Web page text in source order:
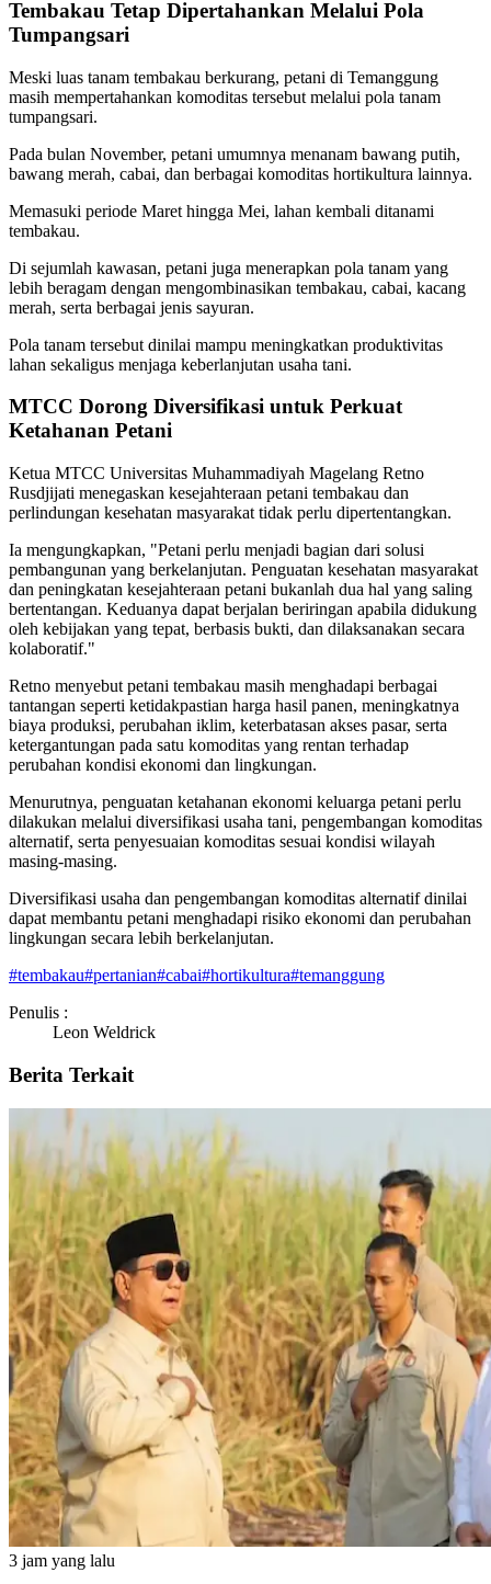
Tembakau Tetap Dipertahankan Melalui Pola
Tumpangsari
Meski luas tanam tembakau berkurang, petani di Temanggung
masih mempertahankan komoditas tersebut melalui pola tanam
tumpangsari.
Pada bulan November, petani umumnya menanam bawang putih,
bawang merah, cabai, dan berbagai komoditas hortikultura lainnya.
Memasuki periode Maret hingga Mei, lahan kembali ditanami
tembakau.
Di sejumlah kawasan, petani juga menerapkan pola tanam yang
lebih beragam dengan mengombinasikan tembakau, cabai, kacang
merah, serta berbagai jenis sayuran.
Pola tanam tersebut dinilai mampu meningkatkan produktivitas
lahan sekaligus menjaga keberlanjutan usaha tani.
MTCC Dorong Diversifikasi untuk Perkuat
Ketahanan Petani
Ketua MTCC Universitas Muhammadiyah Magelang Retno
Rusdjijati menegaskan kesejahteraan petani tembakau dan
perlindungan kesehatan masyarakat tidak perlu dipertentangkan.
Ia mengungkapkan, "Petani perlu menjadi bagian dari solusi
pembangunan yang berkelanjutan. Penguatan kesehatan masyarakat
dan peningkatan kesejahteraan petani bukanlah dua hal yang saling
bertentangan. Keduanya dapat berjalan beriringan apabila didukung
oleh kebijakan yang tepat, berbasis bukti, dan dilaksanakan secara
kolaboratif."
Retno menyebut petani tembakau masih menghadapi berbagai
tantangan seperti ketidakpastian harga hasil panen, meningkatnya
biaya produksi, perubahan iklim, keterbatasan akses pasar, serta
ketergantungan pada satu komoditas yang rentan terhadap
perubahan kondisi ekonomi dan lingkungan.
Menurutnya, penguatan ketahanan ekonomi keluarga petani perlu
dilakukan melalui diversifikasi usaha tani, pengembangan komoditas
alternatif, serta penyesuaian komoditas sesuai kondisi wilayah
masing-masing.
Diversifikasi usaha dan pengembangan komoditas alternatif dinilai
dapat membantu petani menghadapi risiko ekonomi dan perubahan
lingkungan secara lebih berkelanjutan.
#tembakau#pertanian#cabai#hortikultura#temanggung
Penulis :
Leon Weldrick
Berita Terkait
3 jam yang lalu